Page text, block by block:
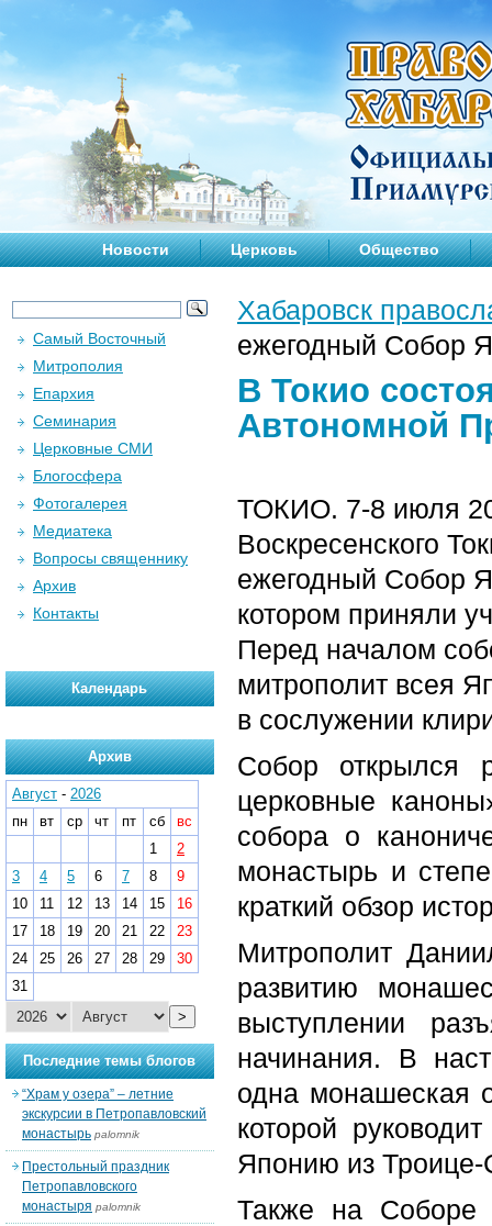
Новости Церковь Общество
Хабаровск
ежегодный Собор
В Токио
Автономной
ТОКИО. 7-8 июля
Воскресенского
ежегодный Собор
котором приняли
Перед началом
митрополит всея
в сослужении
Собор открылся
церковные
собора о
монастырь и
краткий обзор
Митрополит
развитию
выступлении
начинания. В
одна монашеская
которой
Японию из
Также на Соборе
Самый Восточный
Митрополия
Епархия
Семинария
Церковные СМИ
Блогосфера
Фотогалерея
Медиатека
Вопросы священнику
Архив
Контакты
Календарь
Архив
Август - 2026
пн
вт ср чт пт сб
вс
1
2
3
4 5 6 7 8
9
10
11 12 13 14 15
16
17
18 19 20 21 22
23
24
25 26 27 28 29
30
31
>
Последние темы блогов
“Храм у озера” – летние
экскурсии в Петропавловский
монастырь palomnik
Престольный праздник
Петропавловского
монастыря palomnik